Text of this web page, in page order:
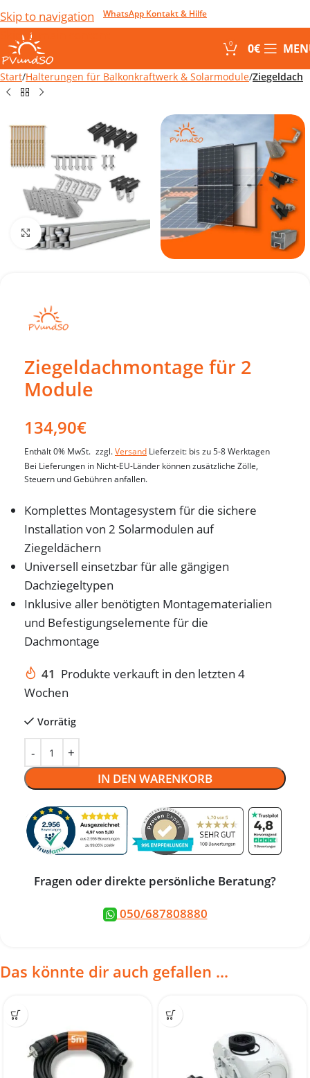
Skip to navigation
Skip to main content
WhatsApp Kontakt & Hilfe
0 0€
Start Halterungen für Balkonkraftwerk & Solarmodule Ziegeldach
Click to enlarge
Ziegeldachmontage für 2
Module
134,90€
Enthält 0% MwSt. zzgl. Versand Lieferzeit: bis zu 5-8 Werktagen
Bei Lieferungen in Nicht-EU-Länder können zusätzliche Zölle,
Steuern und Gebühren anfallen.
Komplettes Montagesystem für die sichere
Installation von 2 Solarmodulen auf
Ziegeldächern
Universell einsetzbar für alle gängigen
Dachziegeltypen
Inklusive aller benötigten Montagematerialien
und Befestigungselemente für die
Dachmontage
41 Produkte verkauft in den letzten 4
Wochen
Vorrätig
IN DEN WARENKORB
Fragen oder direkte persönliche Beratung?
050/687808880
Das könnte dir auch gefallen …